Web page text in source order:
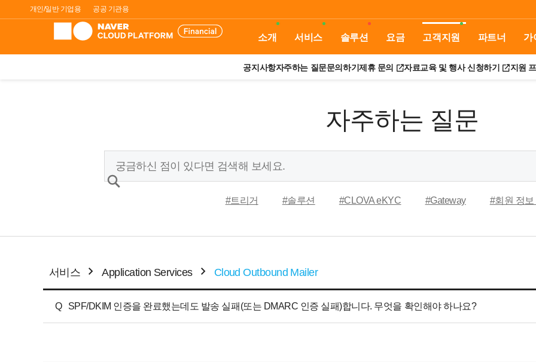
개인/일반 기업용 공공 기관용
소개 서비스 솔루션 요금 고객지원 파트너 가
공지사항자주하는 질문문의하기제휴 문의 자료교육 및 행사 신청하기 지원
자주하는 질문
#트리거 #솔루션 #CLOVA eKYC #Gateway #회원 정보
서비스 Application Services Cloud Outbound Mailer
Q SPF/DKIM 인증을 완료했는데도 발송 실패(또는 DMARC 인증 실패)합니다. 무엇을 확인해야 하나요?